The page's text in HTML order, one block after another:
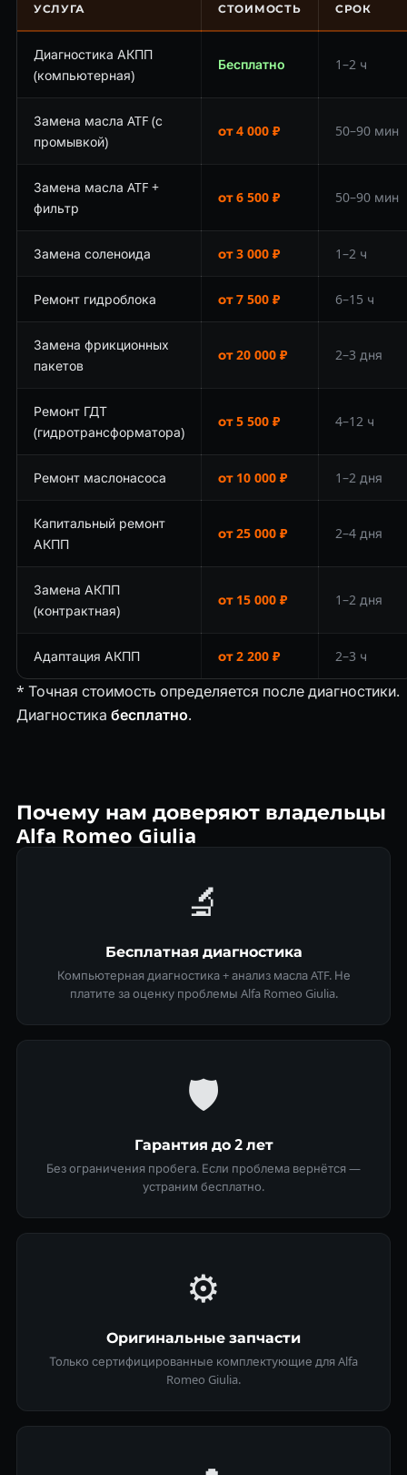
УСЛУГА СТОИМОСТЬ СРОК
Диагностика АКПП
(компьютерная)
Бесплатно 1–2 ч
Замена масла ATF (с
промывкой)
от 4 000 ₽ 50–90 мин
Замена масла ATF +
фильтр
от 6 500 ₽ 50–90 мин
Замена соленоида от 3 000 ₽ 1–2 ч
Ремонт гидроблока от 7 500 ₽ 6–15 ч
Замена фрикционных
пакетов
от 20 000 ₽ 2–3 дня
Ремонт ГДТ
(гидротрансформатора)
от 5 500 ₽ 4–12 ч
Ремонт маслонасоса от 10 000 ₽ 1–2 дня
Капитальный ремонт
АКПП
от 25 000 ₽ 2–4 дня
Замена АКПП
(контрактная)
от 15 000 ₽ 1–2 дня
Адаптация АКПП от 2 200 ₽ 2–3 ч
* Точная стоимость определяется после диагностики.
Диагностика бесплатно.
Почему нам доверяют владельцы
Alfa Romeo Giulia
🔬
Бесплатная диагностика
Компьютерная диагностика + анализ масла ATF. Не
платите за оценку проблемы Alfa Romeo Giulia.
🛡
Гарантия до 2 лет
Без ограничения пробега. Если проблема вернётся —
устраним бесплатно.
⚙️
Оригинальные запчасти
Только сертифицированные комплектующие для Alfa
Romeo Giulia.